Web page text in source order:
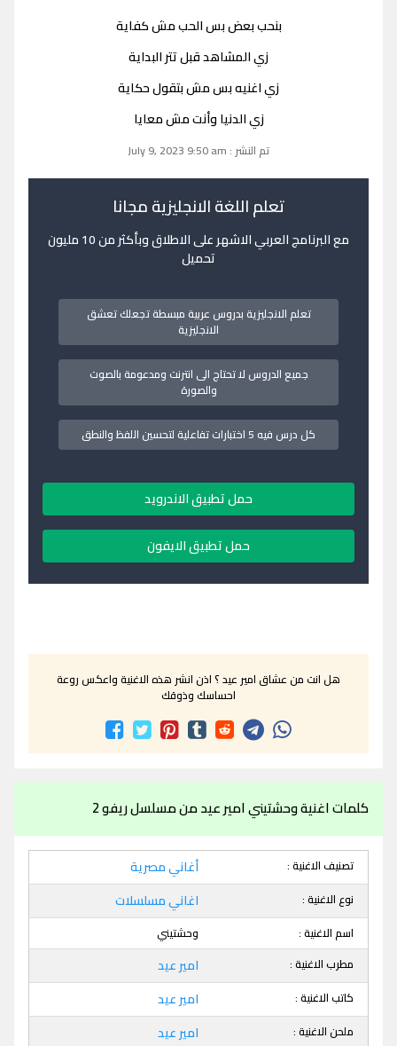
بنحب بعض بس الحب مش كفاية
زي المشاهد قبل تتر البداية
زي اغنيه بس مش بتقول حكاية
زي الدنيا وأنت مش معايا
تم النشر : July 9, 2023 9:50 am
تعلم اللغة الانجليزية مجانا
مع البرنامج العربي الاشهر على الاطلاق وبأكثر من 10 مليون
تحميل
تعلم الانجليزية بدروس عربية مبسطة تجعلك تعشق
الانجليزية
جميع الدروس لا تحتاج الى انترنت ومدعومة بالصوت
والصورة
كل درس فيه 5 اختبارات تفاعلية لتحسين اللفظ والنطق
حمل تطبيق الاندرويد
حمل تطبيق الايفون
هل انت من عشاق امير عيد ؟ اذن انشر هذه الاغنية واعكس روعة
احساسك وذوقك
كلمات اغنية وحشتيني امير عيد من مسلسل ريفو 2
تصنيف الاغنية : أغاني مصرية
نوع الاغنية : اغاني مسلسلات
اسم الاغنية :
وحشتيني
مطرب الاغنية :
امير عيد
كاتب الاغنية : امير عيد
ملحن الاغنية : امير عيد